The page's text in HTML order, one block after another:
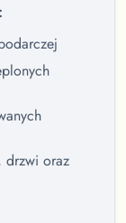
drzwi oraz